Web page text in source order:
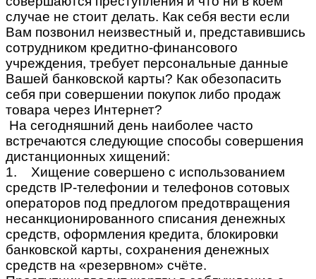
случае не стоит делать. Как себя вести если
Вам позвонил неизвестный и, представившись
сотрудником кредитно-финансового
учреждения, требует персональные данные
Вашей банковской карты? Как обезопасить
себя при совершении покупок либо продаж
товара через Интернет?
На сегодняшний день наиболее часто
встречаются следующие способы совершения
дистанционных хищений:
1. Хищение совершено с использованием
средств IP-телефонии и телефонов сотовых
операторов под предлогом предотвращения
несанкционированного списания денежных
средств, оформления кредита, блокировки
банковской карты, сохранения денежных
средств на «резервном» счёте.